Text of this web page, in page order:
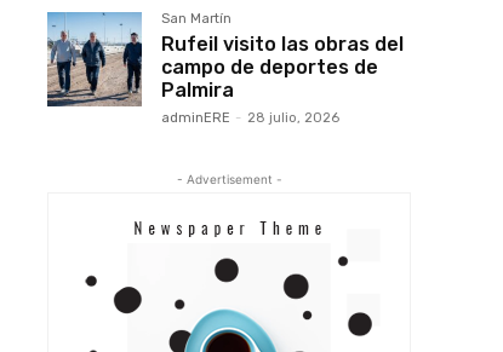
San Martín
Rufeil visito las obras del
campo de deportes de
Palmira
adminERE - 28 julio, 2026
- Advertisement -